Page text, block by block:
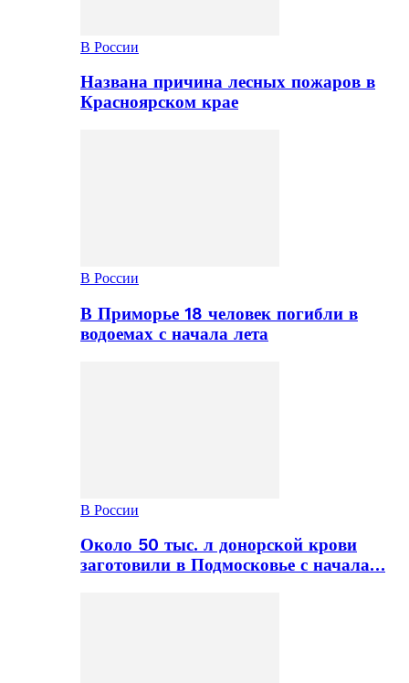
В России
Названа причина лесных пожаров в
Красноярском крае
В России
В Приморье 18 человек погибли в
водоемах с начала лета
В России
Около 50 тыс. л донорской крови
заготовили в Подмосковье с начала…